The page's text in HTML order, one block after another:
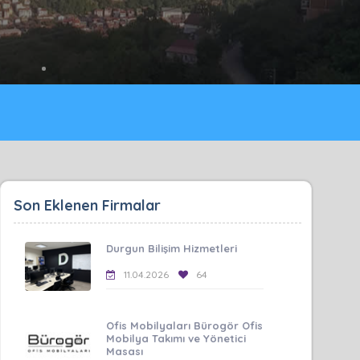
Son Eklenen Firmalar
Durgun Bilişim Hizmetleri
11.04.2026 64
Ofis Mobilyaları Bürogör Ofis
Mobilya Takımı ve Yönetici
Masası